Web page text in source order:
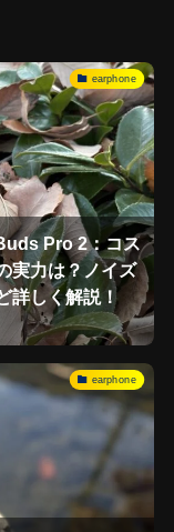
earphone
Pro 2：コス
実力は？ノイズ
詳しく解説！
earphone